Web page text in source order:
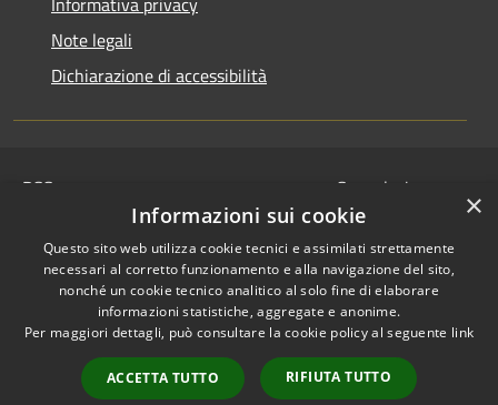
Note legali
Dichiarazione di accessibilità
RSS
Privacy
Cookie
Mappa del sito
Segnalazione
disservizio
Whistleblowing
Dichiarazione di
accessibilità
© 2024 • Comune di
Serravalle Pistoiese •
Powered byMunicipium
×
Informazioni sui cookie
Questo sito web utilizza cookie tecnici e assimilati strettamente
necessari al corretto funzionamento e alla navigazione del sito,
nonché un cookie tecnico analitico al solo fine di elaborare
informazioni statistiche, aggregate e anonime.
Per maggiori dettagli, può consultare la cookie policy al seguente link
ACCETTA TUTTO RIFIUTA TUTTO